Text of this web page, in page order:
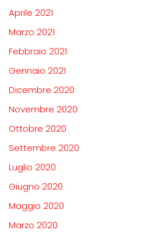
Aprile 2021
Marzo 2021
Febbraio 2021
Gennaio 2021
Dicembre 2020
Novembre 2020
Ottobre 2020
Settembre 2020
Luglio 2020
Giugno 2020
Maggio 2020
Marzo 2020